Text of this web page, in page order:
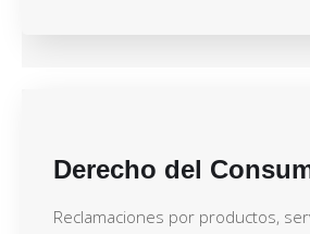
Derecho del
Reclamaciones por productos,